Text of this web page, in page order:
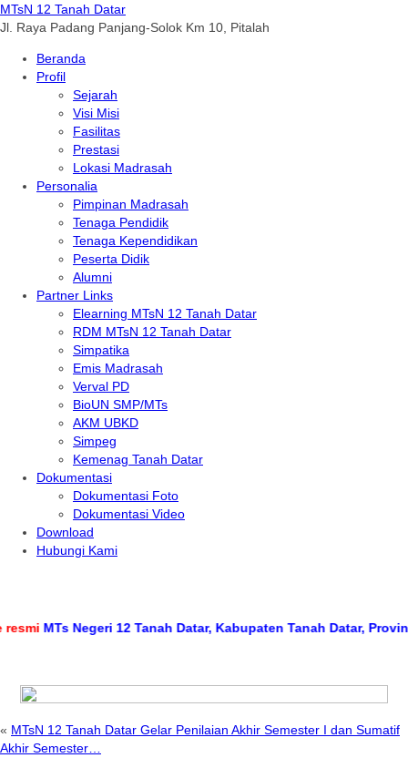
MTsN 12 Tanah Datar
Jl. Raya Padang Panjang-Solok Km 10, Pitalah
Beranda
Profil
Sejarah
Visi Misi
Fasilitas
Prestasi
Lokasi Madrasah
Personalia
Pimpinan Madrasah
Tenaga Pendidik
Tenaga Kependidikan
Peserta Didik
Alumni
Partner Links
Elearning MTsN 12 Tanah Datar
RDM MTsN 12 Tanah Datar
Simpatika
Emis Madrasah
Verval PD
BioUN SMP/MTs
AKM UBKD
Simpeg
Kemenag Tanah Datar
Dokumentasi
Dokumentasi Foto
Dokumentasi Video
Download
Hubungi Kami
MTs Negeri 12 Tanah Datar, Kabupaten Tanah Datar, Provinsi
« MTsN 12 Tanah Datar Gelar Penilaian Akhir Semester I dan Sumatif
Akhir Semester…